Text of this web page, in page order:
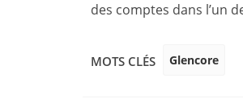
des comptes dans l’un
MOTS CLÉS Glencore